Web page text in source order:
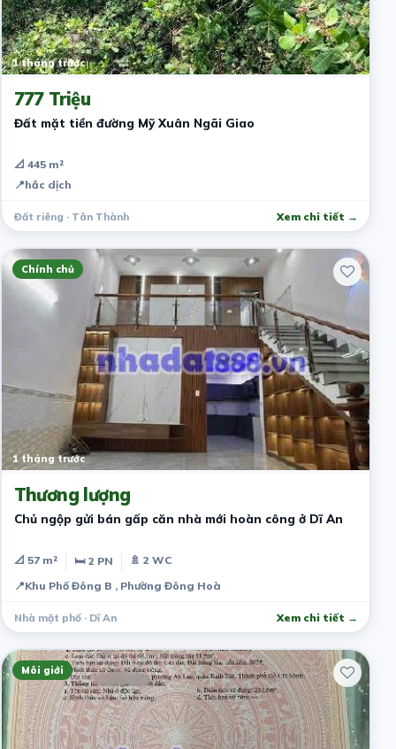
1 tháng trước
777 Triệu
Đất mặt tiền đường Mỹ Xuân Ngãi Giao
📐 445 m²
📍hắc dịch
Đất riêng · Tân Thành Xem chi tiết →
Chính chủ
1 tháng trước
Thương lượng
Chủ ngộp gửi bán gấp căn nhà mới hoàn công ở Dĩ An
📐 57 m² 🛏 2 PN
🚿 2 WC
📍Khu Phố Đông B , Phường Đông Hoà
Nhà mặt phố · Dĩ An Xem chi tiết →
Môi giới